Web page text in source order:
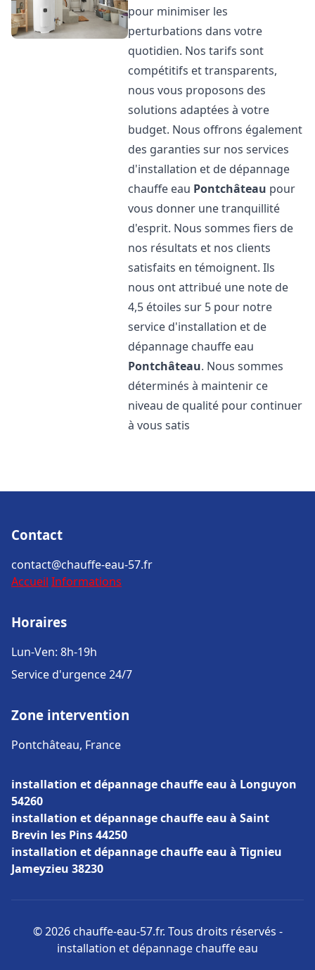
pour minimiser les
perturbations dans votre
quotidien. Nos tarifs sont
compétitifs et transparents,
nous vous proposons des
solutions adaptées à votre
budget. Nous offrons également
des garanties sur nos services
d'installation et de dépannage
chauffe eau Pontchâteau pour
vous donner une tranquillité
d'esprit. Nous sommes fiers de
nos résultats et nos clients
satisfaits en témoignent. Ils
nous ont attribué une note de
4,5 étoiles sur 5 pour notre
service d'installation et de
dépannage chauffe eau
Pontchâteau. Nous sommes
déterminés à maintenir ce
niveau de qualité pour continuer
à vous satis
Contact
contact@chauffe-eau-57.fr
Accueil Informations
Horaires
Lun-Ven: 8h-19h
Service d'urgence 24/7
Zone intervention
Pontchâteau, France
installation et dépannage chauffe eau à Longuyon
54260
installation et dépannage chauffe eau à Saint
Brevin les Pins 44250
installation et dépannage chauffe eau à Tignieu
Jameyzieu 38230
© 2026 chauffe-eau-57.fr. Tous droits réservés -
installation et dépannage chauffe eau